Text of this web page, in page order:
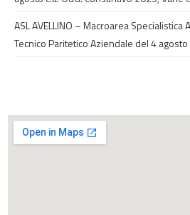
ASL AVELLINO – Macroarea Specialistica
Tecnico Paritetico Aziendale del 4